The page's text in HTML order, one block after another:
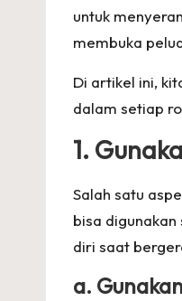
untuk
membuka
Di artikel ini,
dalam setiap
1.
Salah satu
bisa
diri saat
a.